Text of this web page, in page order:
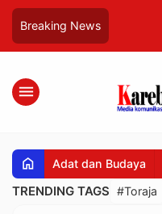
Breaking News
menu
home Adat dan Budaya
TRENDING TAGS #Toraja